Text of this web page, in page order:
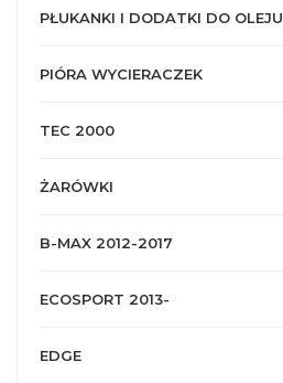
PŁUKANKI I DODATKI DO OLEJU
PIÓRA WYCIERACZEK
TEC 2000
ŻARÓWKI
B-MAX 2012-2017
ECOSPORT 2013-
EDGE